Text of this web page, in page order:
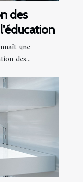
des
une
des...